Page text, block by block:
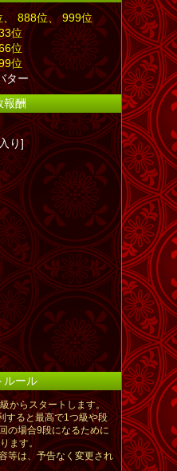
、 888位、 999位
位
位
位
ター
報酬
り]
ルール
からスタートします。
すると最高で1つ級や段
の場合9段になるために
ます。
等は、予告なく変更され